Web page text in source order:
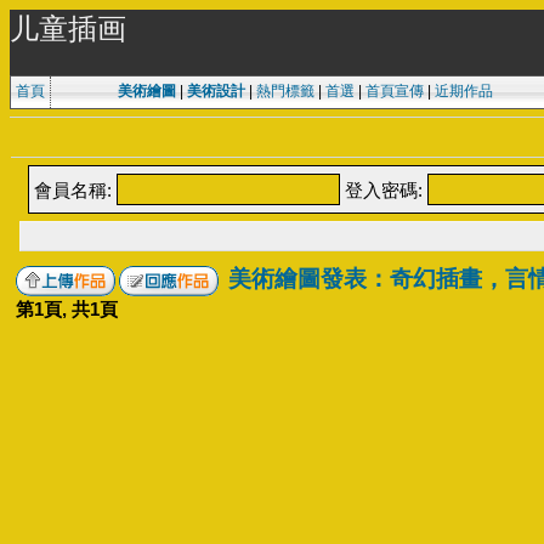
儿童插画
首頁 美術繪圖 美術設計| 熱門標籤| 首選 首頁宣傳| 近期作品
會員名稱: 登入密碼:
美術繪圖發表：奇幻插畫，言
第1頁, 共1頁